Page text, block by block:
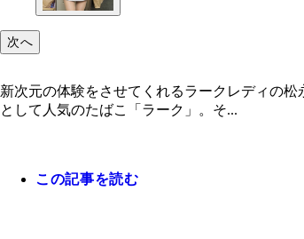
次へ
新次元の体験をさせてくれるラークレディの
として人気のたばこ「ラーク」。そ...
この記事を読む